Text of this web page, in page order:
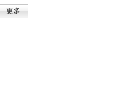
更多